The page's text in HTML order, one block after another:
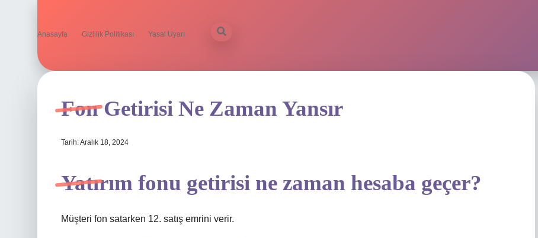
Anasayfa Gizlilik Politikası Yasal Uyarı
Fon Getirisi Ne Zaman Yansır
Tarih: Aralık 18, 2024
Yatırım fonu getirisi ne zaman hesaba geçer?
Müşteri fon satarken 12. satış emrini verir.